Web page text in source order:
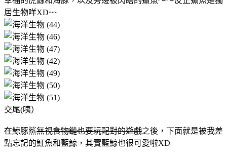
居生物咩XD~~
交尾(咦）
在鯨豚鯊無視食物鏈也要玩配對的遊戲之後，下面就是被我差
點忘記的魟魚和藍鯨，其實藍鯨也很可愛啦XD